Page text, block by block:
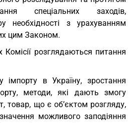
спеціальних заходів,
необхідності з урахуванням
цим Законом.
Комісії розглядаються питання
імпорту в Україну, зростання
методи, які дають змогу
товар, що є об’єктом розгляду,
можливого заподіяння